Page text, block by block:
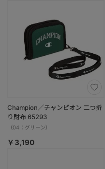
Champion／チャンピオン 二つ折
り財布 65293
（04：グリーン）
￥3,190